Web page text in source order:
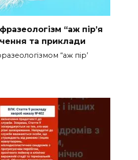
“аж пір’я
та приклади
“аж пір’